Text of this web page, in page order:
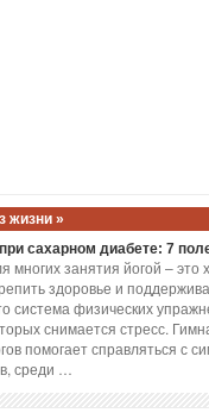
жизни »
сахарном диабете: 7
многих занятия йогой –
здоровье и
система физических
снимается стресс.
помогает справляться с
среди …